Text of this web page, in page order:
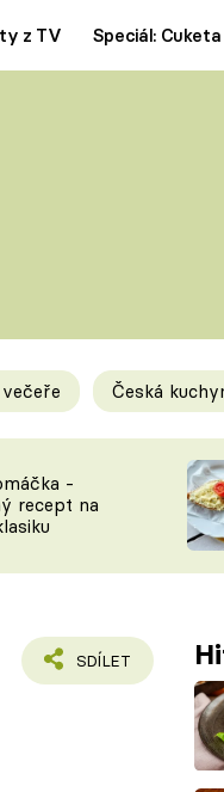
z TV Speciál: Cuketa
ČASOPIS
Česká
-
recept na
SDÍLET